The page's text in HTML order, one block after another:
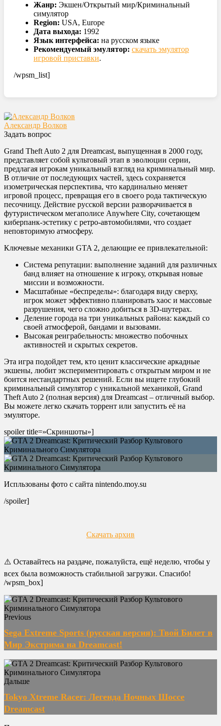
Жанр: Экшен/Открытый мир/Криминальный
симулятор
Region: USA, Europe
Дата выхода: 1992
Язык интерфейса: на русском языке
Рекомендуемый эмулятор: скачать эмулятор
игровой приставки.
/wpsm_list]
Александр Волков
Задать вопрос
Grand Theft Auto 2 для Dreamcast, выпущенная в 2000 году,
представляет собой культовый этап в эволюции серии,
предлагая игрокам уникальный взгляд на криминальный мир.
В отличие от последующих частей, здесь сохраняется
изометрическая перспектива, что кардинально меняет
игровой процесс, превращая его в своего рода тактическую
песочницу. Действие русской версии разворачивается в
футуристическом мегаполисе Anywhere City, сочетающем
киберпанк-эстетику с ретро-автомобилями, что создает
неповторимую атмосферу.
Ключевые механики GTA 2, делающие ее привлекательной:
Система репутации: выполнение заданий для различных
банд влияет на отношение к игроку, открывая новые
миссии и возможности.
Масштабные «беспределы»: благодаря виду сверху,
игрок может эффективно планировать хаос и массовые
разрушения, чего сложно добиться в 3D-шутерах.
Деление города на три уникальных района: каждый со
своей атмосферой, бандами и вызовами.
Высокая реиграбельность: множество побочных
активностей и скрытых секретов.
Эта игра подойдет тем, кто ценит классические аркадные
экшены, любит экспериментировать с открытым миром и не
боится нестандартных решений. Если вы ищете глубокий
криминальный симулятор с уникальной механикой, Grand
Theft Auto 2 (полная версия) для Dreamcast – отличный выбор.
Вы можете легко скачать торрент или запустить её на
эмуляторе.
spoiler title=»Скриншоты»]
Испльзованы фото с сайта nintendo.moy.su
/spoiler]
Скачать архив
⚠️ Оставайтесь на раздаче, пожалуйста, ещё неделю, чтобы у
всех была возможность стабильной загрузки. Спасибо!
/wpsm_box]
Previous
Sega Extreme Sports (русская версия): Твой Билет в
Мир Экстрима на Dreamcast!
Дальше
Tokyo Xtreme Racer: Легенда Ночных Шоссе
Dreamcast